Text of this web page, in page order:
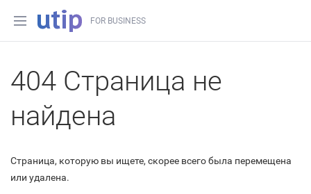
FOR BUSINESS
404 Страница не
найдена
Страница, которую вы ищете, скорее всего была перемещена
или удалена.